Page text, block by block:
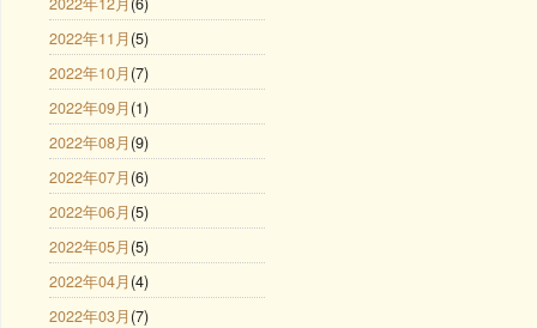
2022年11月 (5)
2022年10月 (7)
2022年09月 (1)
2022年08月 (9)
2022年07月 (6)
2022年06月 (5)
2022年05月 (5)
2022年04月 (4)
2022年03月 (7)